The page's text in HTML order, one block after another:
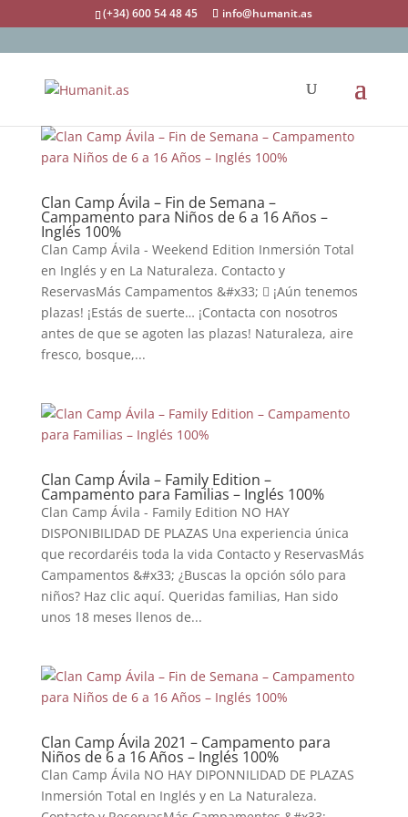
(+34) 600 54 48 45 info@humanit.as
Clan Camp Ávila – Fin de Semana –
Campamento para Niños de 6 a 16 Años –
Inglés 100%
Clan Camp Ávila - Weekend Edition Inmersión Total
en Inglés y en La Naturaleza. Contacto y
ReservasMás Campamentos &#x33;  ¡Aún tenemos
plazas! ¡Estás de suerte… ¡Contacta con nosotros
antes de que se agoten las plazas! Naturaleza, aire
fresco, bosque,...
Clan Camp Ávila – Family Edition –
Campamento para Familias – Inglés 100%
Clan Camp Ávila - Family Edition NO HAY
DISPONIBILIDAD DE PLAZAS Una experiencia única
que recordaréis toda la vida Contacto y ReservasMás
Campamentos &#x33; ¿Buscas la opción sólo para
niños? Haz clic aquí. Queridas familias, Han sido
unos 18 meses llenos de...
Clan Camp Ávila 2021 – Campamento para
Niños de 6 a 16 Años – Inglés 100%
Clan Camp Ávila NO HAY DIPONNILIDAD DE PLAZAS
Inmersión Total en Inglés y en La Naturaleza.